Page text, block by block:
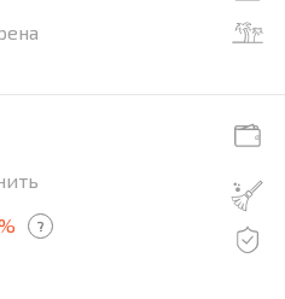
?